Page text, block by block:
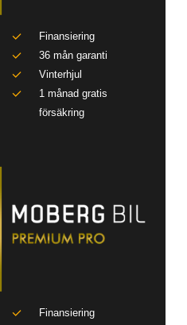
Finansiering
36 mån garanti
Vinterhjul
1 månad gratis
försäkring
Finansiering